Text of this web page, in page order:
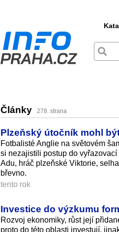
Články 278. strana
Plzeňský útočník mohl
Fotbalisté Anglie na světovém
si nezajistili postup do
Adu, hráč plzeňské Viktorie,
břevno.
tento rok
Investice do výzkumu
Rozvoj ekonomiky, růst její
proto do této oblasti investují,